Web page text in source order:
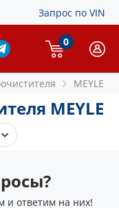
Запрос по VIN
0
MEYLE
MEYLE
и ответим на них!